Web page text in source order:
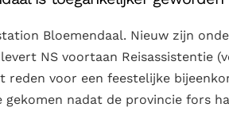
Bloemendaal. Nieuw zijn
NS voortaan Reisassistentie
reden voor een feestelijke
nadat de provincie fors